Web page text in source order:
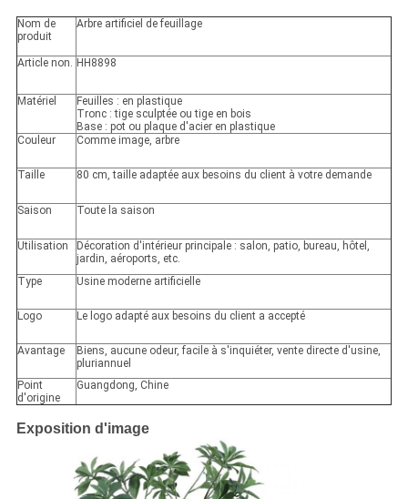
Nom de
produit
Arbre artificiel de feuillage
Article non. HH8898
Matériel
Feuilles : en plastique
Tronc : tige sculptée ou tige en bois
Base : pot ou plaque d'acier en plastique
Couleur
Comme image, arbre
Taille 80 cm, taille adaptée aux besoins du client à votre demande
Saison Toute la saison
Utilisation
Décoration d'intérieur principale : salon, patio, bureau, hôtel,
jardin, aéroports, etc.
Type
Usine moderne artificielle
Logo Le logo adapté aux besoins du client a accepté
Avantage
Biens, aucune odeur, facile à s'inquiéter, vente directe d'usine,
pluriannuel
Point
d'origine
Guangdong, Chine
Exposition d'image